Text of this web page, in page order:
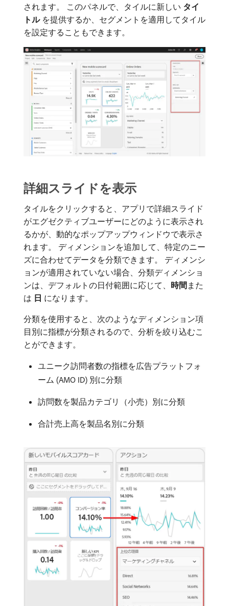
されます。 このパネルで、タイルに新しい​ タイ
トル​を提供するか、セグメントを適用してタイル
を設定することもできます。
詳細スライドを表示
タイルをクリックすると、アプリで詳細スライド
がエグゼクティブユーザーにどのように表示され
るかが、動的なポップアップウィンドウで表示さ
れます。 ディメンションを追加して、特定のニー
ズに合わせてデータを分類できます。 ディメンシ
ョンが適用されていない場合、分類ディメンショ
ンは、デフォルトの日付範囲に応じて、 時間 ​また
は​ 日 ​になります。
分類を使用すると、次のようなディメンション項
目別に指標が分類されるので、分析を絞り込むこ
とができます。
ユニーク訪問者数の指標を広告プラットフォ
ーム (AMO ID) 別に分類
訪問数を製品カテゴリ（小売）別に分類
合計売上高を製品名別に分類